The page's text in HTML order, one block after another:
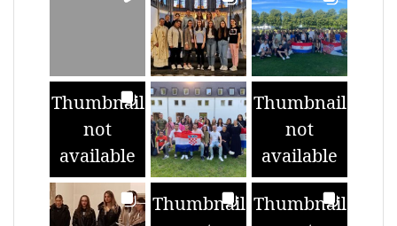
Thumbnail
not
available
Thumbnail
not
available
Thumbnail Thumbnail